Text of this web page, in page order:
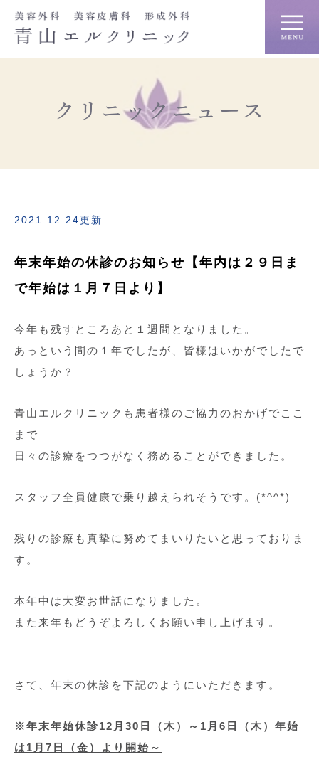
クリニックニュース
2021.12.24更新
年末年始の休診のお知らせ【年内は２９日ま
で年始は１月７日より】
今年も残すところあと１週間となりました。
あっという間の１年でしたが、皆様はいかがでしたで
しょうか？
青山エルクリニックも患者様のご協力のおかげでここ
まで
日々の診療をつつがなく務めることができました。
スタッフ全員健康で乗り越えられそうです。(*^^*)
残りの診療も真摯に努めてまいりたいと思っておりま
す。
本年中は大変お世話になりました。
また来年もどうぞよろしくお願い申し上げます。
さて、年末の休診を下記のようにいただきます。
※年末年始休診12月30日（木）～1月6日（木）年始
は1月7日（金）より開始～